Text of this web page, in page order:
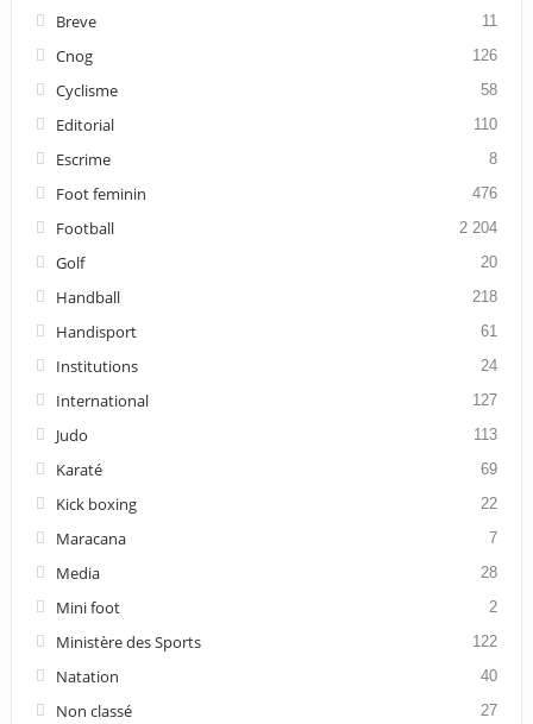
Breve 11
Cnog 126
Cyclisme 58
Editorial 110
Escrime 8
Foot feminin 476
Football 2 204
Golf 20
Handball 218
Handisport 61
Institutions 24
International 127
Judo 113
Karaté 69
Kick boxing 22
Maracana 7
Media 28
Mini foot 2
Ministère des Sports 122
Natation 40
Non classé 27